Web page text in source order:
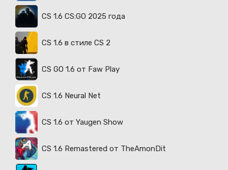
CS 1.6 CS:GO 2025 года
CS 1.6 в стиле CS 2
CS GO 1.6 от Faw Play
CS 1.6 Neural Net
CS 1.6 от Yaugen Show
CS 1.6 Remastered от TheAmonDit